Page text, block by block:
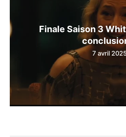
Finale Saison 3
7 avril